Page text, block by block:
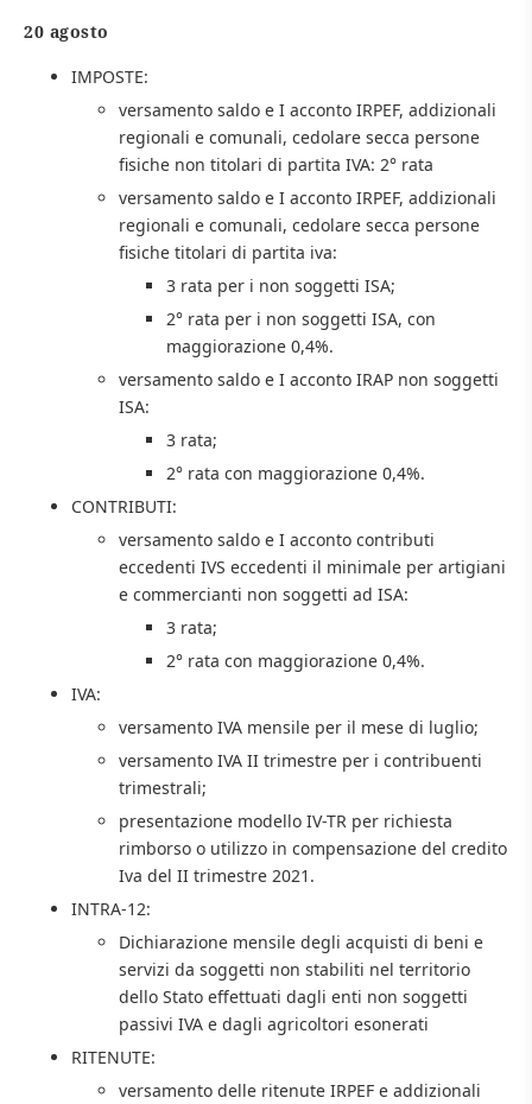
20 agosto
IMPOSTE:
versamento saldo e I acconto IRPEF, addizionali
regionali e comunali, cedolare secca persone
fisiche non titolari di partita IVA: 2° rata
versamento saldo e I acconto IRPEF, addizionali
regionali e comunali, cedolare secca persone
fisiche titolari di partita iva:
3 rata per i non soggetti ISA;
2° rata per i non soggetti ISA, con
maggiorazione 0,4%.
versamento saldo e I acconto IRAP non soggetti
ISA:
3 rata;
2° rata con maggiorazione 0,4%.
CONTRIBUTI:
versamento saldo e I acconto contributi
eccedenti IVS eccedenti il minimale per artigiani
e commercianti non soggetti ad ISA:
3 rata;
2° rata con maggiorazione 0,4%.
IVA:
versamento IVA mensile per il mese di luglio;
versamento IVA II trimestre per i contribuenti
trimestrali;
presentazione modello IV-TR per richiesta
rimborso o utilizzo in compensazione del credito
Iva del II trimestre 2021.
INTRA-12:
Dichiarazione mensile degli acquisti di beni e
servizi da soggetti non stabiliti nel territorio
dello Stato effettuati dagli enti non soggetti
passivi IVA e dagli agricoltori esonerati
RITENUTE:
versamento delle ritenute IRPEF e addizionali